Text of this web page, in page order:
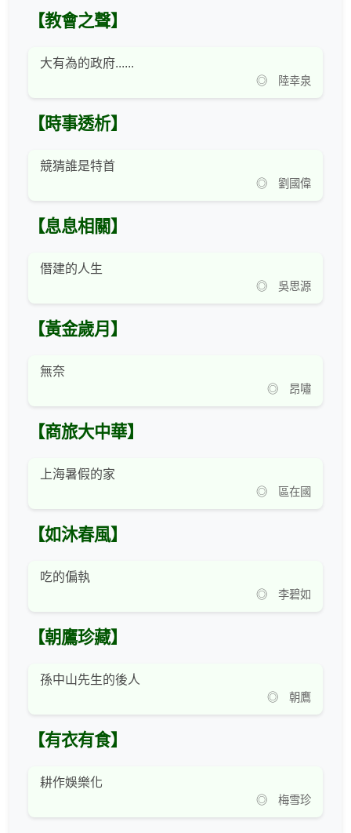
【教會之聲】
大有為的政府......
◎ 陸幸泉
【時事透析】
競猜誰是特首
◎ 劉國偉
【息息相關】
僭建的人生
◎ 吳思源
【黃金歲月】
無奈
◎ 昂嘯
【商旅大中華】
上海暑假的家
◎ 區在國
【如沐春風】
吃的偏執
◎ 李碧如
【朝鷹珍藏】
孫中山先生的後人
◎ 朝鷹
【有衣有食】
耕作娛樂化
◎ 梅雪珍